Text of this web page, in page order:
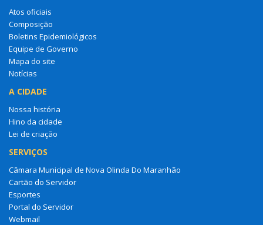
Atos oficiais
Composição
Boletins Epidemiológicos
Equipe de Governo
Mapa do site
Notícias
A CIDADE
Nossa história
Hino da cidade
Lei de criação
SERVIÇOS
Câmara Municipal de Nova Olinda Do Maranhão
Cartão do Servidor
Esportes
Portal do Servidor
Webmail